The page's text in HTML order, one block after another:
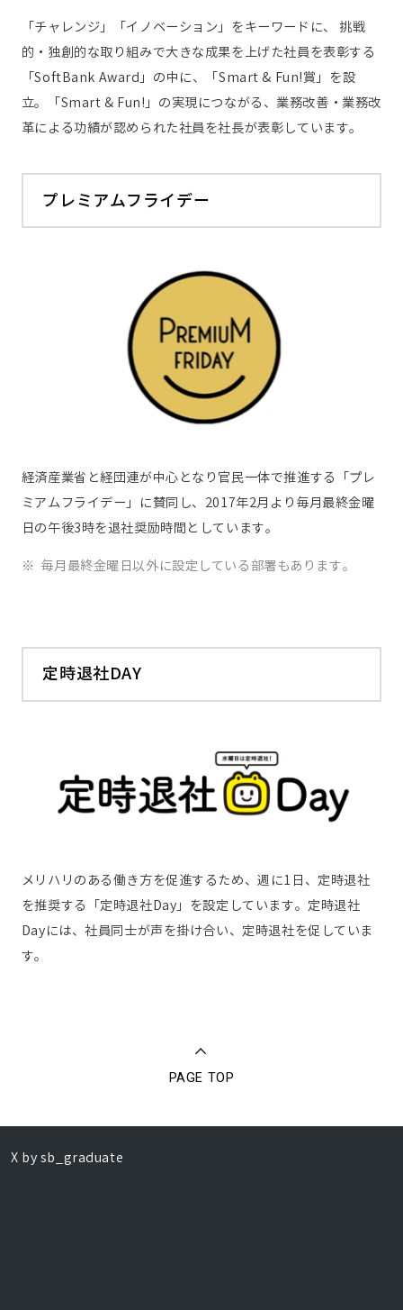
「チャレンジ」「イノベーション」をキーワードに、 挑戦
的・独創的な取り組みで大きな成果を上げた社員を表彰する
「SoftBank Award」の中に、「Smart & Fun!賞」を設
立。「Smart & Fun!」の実現につながる、業務改善・業務改
革による功績が認められた社員を社長が表彰しています。
プレミアムフライデー
経済産業省と経団連が中心となり官民一体で推進する「プレ
ミアムフライデー」に賛同し、2017年2月より毎月最終金曜
日の午後3時を退社奨励時間としています。
※ 毎月最終金曜日以外に設定している部署もあります。
定時退社DAY
メリハリのある働き方を促進するため、週に1日、定時退社
を推奨する「定時退社Day」を設定しています。定時退社
Dayには、社員同士が声を掛け合い、定時退社を促していま
す。
PAGE TOP
X by sb_graduate